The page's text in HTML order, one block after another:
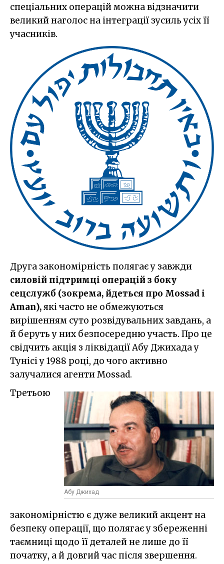
спеціальних операцій можна відзначити
великий наголос на інтеграції зусиль усіх її
учасників.
Друга закономірність полягає у завжди
силовій підтримці операцій з боку
сецслужб (зокрема, йдеться про Mossad i
Aman),які часто не обмежуються
вирішенням суто розвідувальних завдань, а
й беруть у них безпосередню участь. Про це
свідчить акція з ліквідації Абу Джихада у
Тунісі у 1988 році, до чого активно
залучалися агенти Mossad.
Абу Джихад
Третьою
закономірністю є дуже великий акцент на
безпеку операції, що полягає у збереженні
таємниці щодо її деталей не лише до її
початку, а й довгий час після звершення.